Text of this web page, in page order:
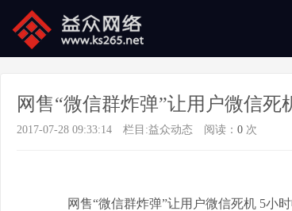
网售“微信群炸弹”让用户微信死
2017-07-28 09:33:14 栏目:益众动态 阅读： 0 次
网售“微信群炸弹”让用户微信死机 5小时